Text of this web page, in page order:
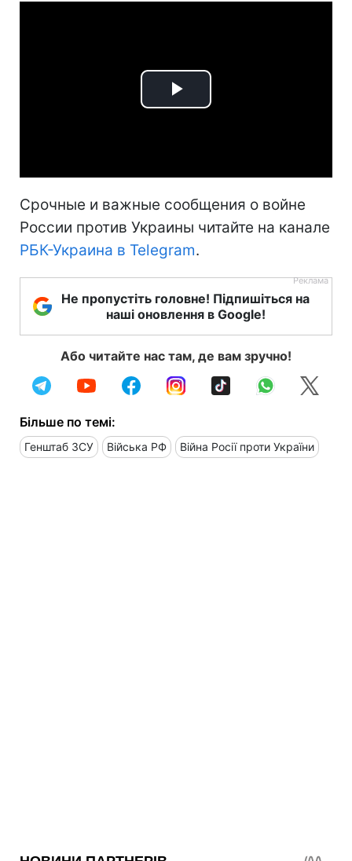
Play
Срочные и важные сообщения о войне
России против Украины читайте на канале
РБК-Украина в Telegram.
Не пропустіть головне! Підпишіться на
наші оновлення в Google!
Або читайте нас там, де вам зручно!
Більше по темі:
Генштаб ЗСУ Війська РФ Війна Росії проти України